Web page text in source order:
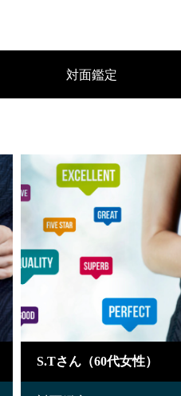
対面鑑定
S.Tさん（60代女性）